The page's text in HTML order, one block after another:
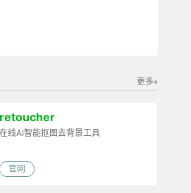
更多»
retoucher
在线AI智能抠图去背景工具
官网